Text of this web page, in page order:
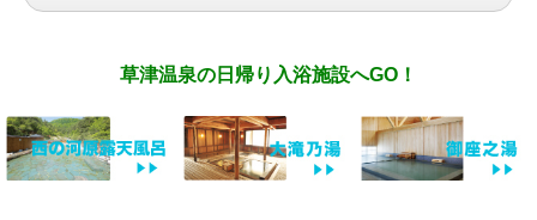
草津温泉の日帰り入浴施設へGO！